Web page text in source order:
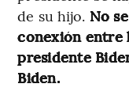
de su hijo. No
conexión entre
presidente
Biden.